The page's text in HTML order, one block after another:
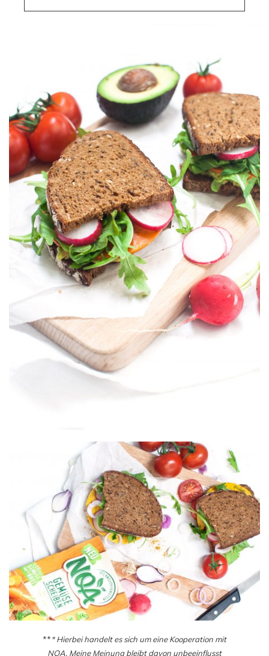
*** Hierbei handelt es sich um eine Kooperation mit
NOA. Meine Meinung bleibt davon unbeeinflusst